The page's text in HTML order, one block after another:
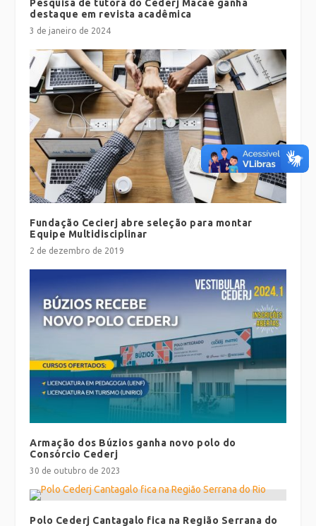
Pesquisa de tutora do Cederj Macaé ganha
destaque em revista acadêmica
3 de janeiro de 2024
Fundação Cecierj abre seleção para montar
Equipe Multidisciplinar
2 de dezembro de 2019
Armação dos Búzios ganha novo polo do
Consórcio Cederj
30 de outubro de 2023
Polo Cederj Cantagalo fica na Região Serrana do